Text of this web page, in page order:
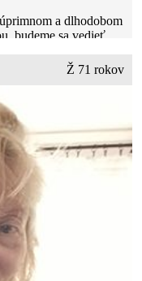
a dlhodobom
budeme sa vedieť
budem rád, keď
Ž 71 rokov